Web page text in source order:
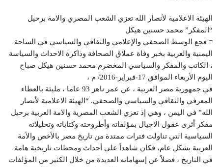
الهيئة الاعلامية لأنصار الله تعزي الشعب المصري والامة برحيل
“المفكر” محمد حسنين هيكل
= فجع الوسط الصحفي والإعلامي والثقافي والسياسي في الساحة
اليمنية والعربية بخبر وفاة عملاق الصحافة وذاكرة الاحداث والسياسة
، الكاتب والمفكر والسياسي المخضرم محمد حسنين هيكل صباح
اليوم الأربعاء الموافق 17-فبراير-2016/ م ،
في جمهورية مصر العربية ، عن عمر ناهز 93 عاما ، مليئة بالعطاء
المعرفي والثقافي والسياسي والصحفي. “الهيئة الاعلامية لأنصار
الله” في اليمن ، وهي إذ تعزي الشعب المصرية والامة العربية برحيل
مفكر أثرى عقول الاجيال بمؤلفاته وأطروحته وكتاباته وتحليلاته
السياسية التي تناولت فترات ممتدة من تاريخ مصر بالأخص والأمة
العربية بشكل عام، فكان شاهداً على أحداث ومحطات تاريخية هامة
في التاريخ ، فضلاً عن إسهاماته العديدة من خلال الكثير من المؤلفات